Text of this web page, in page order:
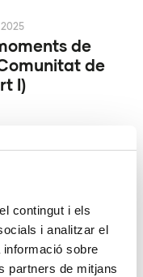
contingut i els
i analitzar el
sobre
partners de mitjans
de
de
I)
història a